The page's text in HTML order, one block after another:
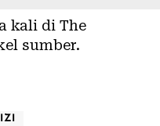
kali di The
sumber.